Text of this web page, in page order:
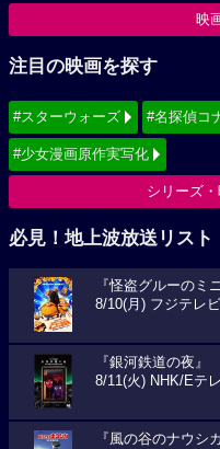
映
注目の映画を探す
#スターウォーズ #名探偵コ
#少女漫画原作実写化
シリーズ
必見！地上波放送リスト
『怪盗グルーのミ
8/10(月) フジテレ
『銀河鉄道の夜』
8/11(火) NHK/Eテ
『風の谷のナウシカ